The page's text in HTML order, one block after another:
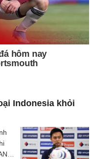
Indonesia khỏi